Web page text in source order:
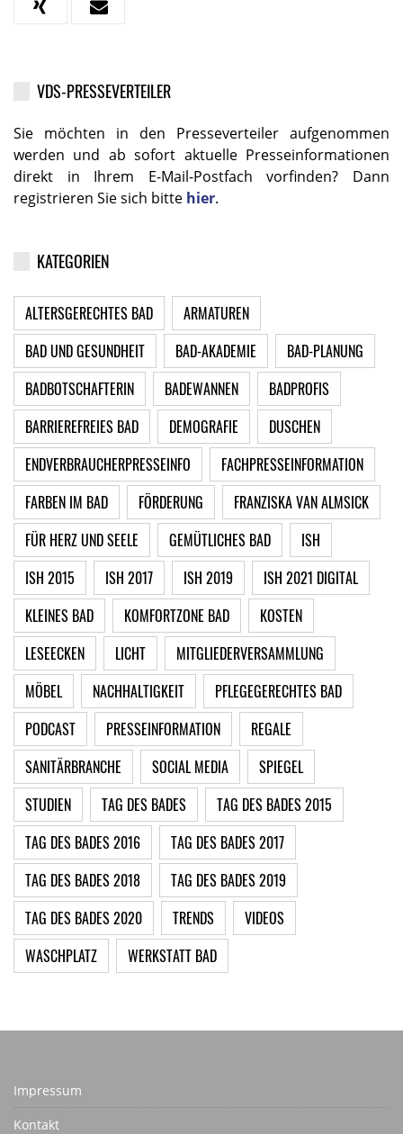
VDS-PRESSEVERTEILER
Sie möchten in den Presseverteiler aufgenommen
werden und ab sofort aktuelle Presseinformationen
direkt in Ihrem E-Mail-Postfach vorfinden? Dann
registrieren Sie sich bitte hier.
KATEGORIEN
ALTERSGERECHTES BAD
ARMATUREN
BAD UND GESUNDHEIT
BAD-AKADEMIE
BAD-PLANUNG
BADBOTSCHAFTERIN
BADEWANNEN
BADPROFIS
BARRIEREFREIES BAD
DEMOGRAFIE
DUSCHEN
ENDVERBRAUCHERPRESSEINFO
FACHPRESSEINFORMATION
FARBEN IM BAD
FÖRDERUNG
FRANZISKA VAN ALMSICK
FÜR HERZ UND SEELE
GEMÜTLICHES BAD
ISH
ISH 2015
ISH 2017 ISH 2019
ISH 2021 DIGITAL
KLEINES BAD
KOMFORTZONE BAD
KOSTEN
LESEECKEN
LICHT
MITGLIEDERVERSAMMLUNG
MÖBEL
NACHHALTIGKEIT
PFLEGEGERECHTES BAD
PODCAST
PRESSEINFORMATION
REGALE
SANITÄRBRANCHE
SOCIAL MEDIA
SPIEGEL
STUDIEN
TAG DES BADES
TAG DES BADES 2015
TAG DES BADES 2016
TAG DES BADES 2017
TAG DES BADES 2018
TAG DES BADES 2019
TAG DES BADES 2020
TRENDS
VIDEOS
WASCHPLATZ
WERKSTATT BAD
Impressum
Kontakt